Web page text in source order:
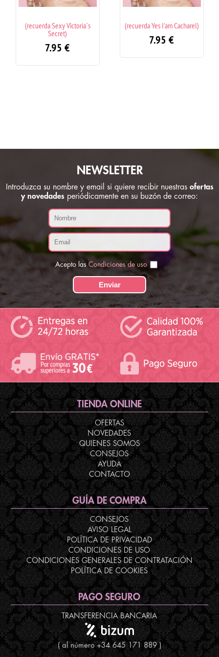
Victoria´s
(recuerda Yes I'am Cacharel)
(recuerda A
Issey
NEWSLETTER
Introduzca su nombre y email si quiere recibir nuestras ofertas
y novedades periódicamente en su buzón de correo:
Acepto las Condiciones de uso
TIENDA ONLINE
OFERTAS
NOVEDADES
QUIENES SOMOS
CONSEJOS
AYUDA
CONTACTO
GUÍA DE COMPRA
CONSEJOS
AVISO LEGAL
POLÍTICA DE PRIVACIDAD
CONDICIONES DE USO
CONDICIONES GENERALES DE CONTRATACIÓN
POLÍTICA DE COOKIES
PAGO SEGURO
TRANSFERENCIA BANCARIA
( al número +34 645 171 889 )